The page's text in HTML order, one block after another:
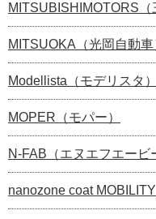
MITSUBISHIMOTORS（
MITSUOKA（光岡自動車
Modellista（モデリスタ）
MOPER（モパー）
N-FAB（エヌエフエービ
nanozone coat MOBILITY